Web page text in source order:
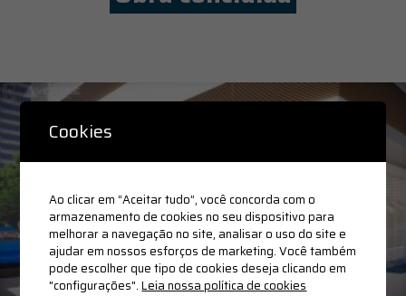
Cookies
Ao clicar em “Aceitar tudo”, você concorda com o
armazenamento de cookies no seu dispositivo para
melhorar a navegação no site, analisar o uso do site e
ajudar em nossos esforços de marketing. Você também
pode escolher que tipo de cookies deseja clicando em
"configurações".Leia nossa política de cookies